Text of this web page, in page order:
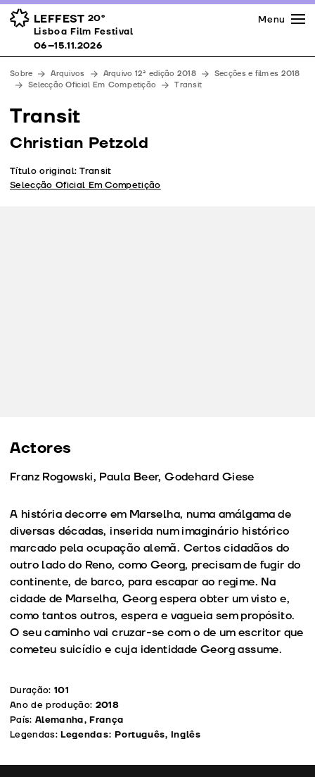
LEFFEST 20º
Lisboa Film Festival 06–15.11.2026
Prémios
Espaços
Apoios
Equipa
Downloads
Contactos
Menu
Lisboa Film Festival
06–15.11.2026
Sobre Arquivos Arquivo 12ª edição 2018
Secções e filmes 2018
Selecção Oficial Em Competição
Transit
Transit
Christian Petzold
Título original: Transit
Selecção Oficial Em Competição
Actores
Franz Rogowski, Paula Beer, Godehard Giese
A história decorre em Marselha, numa amálgama de
diversas décadas, inserida num imaginário histórico
marcado pela ocupação alemã. Certos cidadãos do
outro lado do Reno, como Georg, precisam de fugir do
continente, de barco, para escapar ao regime. Na
cidade de Marselha, Georg espera obter um visto e,
como tantos outros, espera e vagueia sem propósito.
O seu caminho vai cruzar-se com o de um escritor que
cometeu suicídio e cuja identidade Georg assume.
Duração: 101
Ano de produção: 2018
País: Alemanha, França
Legendas:Legendas: Português, Inglês